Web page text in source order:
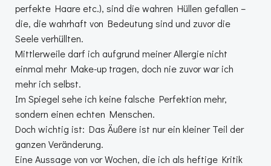
perfekte Haare etc.), sind die wahren Hüllen gefallen –
die, die wahrhaft von Bedeutung sind und zuvor die
Seele verhüllten.
Mittlerweile darf ich aufgrund meiner Allergie nicht
einmal mehr Make-up tragen, doch nie zuvor war ich
mehr ich selbst.
Im Spiegel sehe ich keine falsche Perfektion mehr,
sondern einen echten Menschen.
Doch wichtig ist: Das Äußere ist nur ein kleiner Teil der
ganzen Veränderung.
Eine Aussage von vor Wochen, die ich als heftige Kritik